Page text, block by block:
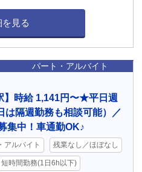
を見る
パート・アルバイト
】時給 1,141円〜★平日週
隔週勤務も相談可能）／
集中！車通勤OK♪
アルバイト 残業なし／ほぼなし
短時間勤務(1日6h以下)